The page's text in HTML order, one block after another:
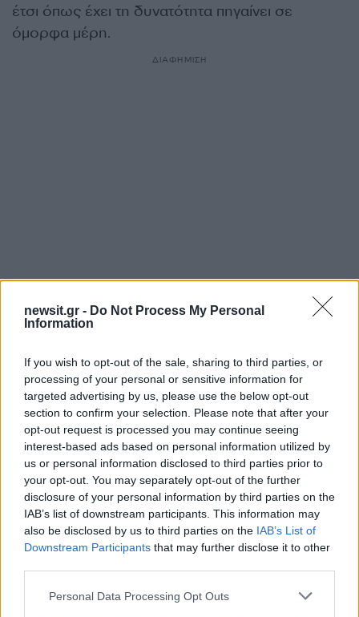
newsit.gr - Do Not Process My Personal
Information
If you wish to opt-out of the sale, sharing to third parties, or
processing of your personal or sensitive information for
targeted advertising by us, please use the below opt-out
section to confirm your selection. Please note that after your
opt-out request is processed you may continue seeing
interest-based ads based on personal information utilized by
us or personal information disclosed to third parties prior to
your opt-out. You may separately opt-out of the further
disclosure of your personal information by third parties on the
IAB’s list of downstream participants. This information may
also be disclosed by us to third parties on the IAB’s List of
Downstream Participants that may further disclose it to other
Please note that this website/app uses one or more Google
Personal Data Processing Opt Outs
έτσι όπως έχει τη δυνατότητα πηγαίνει σε
όμορφα μέρη.
ΔΙΑΦΗΜΙΣΗ
Σχόλια
Αν τα χάσατε
Καιρός «hot – dry – windy»
τις επόμενες 48 ώρες:
Αυξημένος ο κίνδυνος
φωτιάς, συναγερμός σε 6
περιφέρειες
Σε 57χρονη
από την Κυψέλη
σορός που βρέθηκε
Λυκαβηττό - Από
θάνατός της